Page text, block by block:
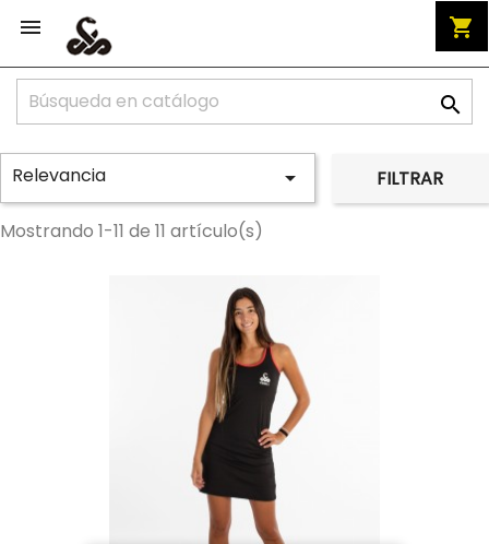
 shopping_cart

Relevancia  FILTRAR
Mostrando 1-11 de 11 artículo(s)